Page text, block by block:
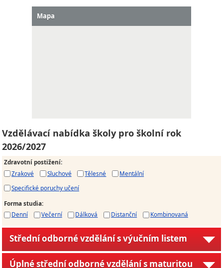
Mapa
Vzdělávací nabídka školy pro školní rok
2026/2027
Zdravotní postižení:
Zrakové
Sluchové Tělesné
Mentální
Specifické poruchy učení
Forma studia:
Denní
Večerní Dálková Distanční Kombinovaná
Střední odborné vzdělání s výučním listem
Úplné střední odborné vzdělání s maturitou